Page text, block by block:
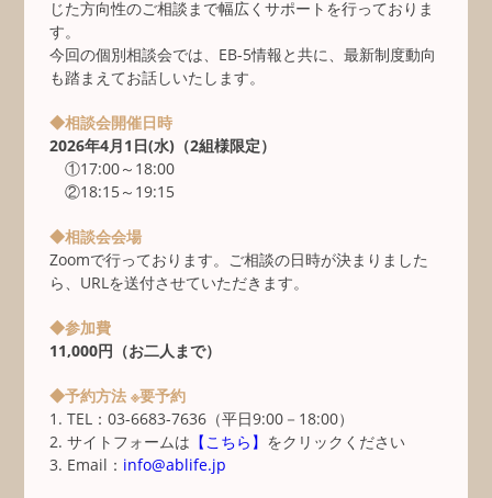
じた方向性のご相談まで幅広くサポートを行っておりま
す。
今回の個別相談会では、EB-5情報と共に、最新制度動向
も踏まえてお話しいたします。
◆相談会開催日時
2026年4月1日(水)（2組様限定）
①17:00～18:00
②18:15～19:15
◆相談会会場
Zoomで行っております。ご相談の日時が決まりました
ら、URLを送付させていただきます。
◆参加費
11,000円（お二人まで）
◆予約方法 ※要予約
1. TEL：03-6683-7636（平日9:00－18:00）
2. サイトフォームは 【こちら】 をクリックください
3. Email： info@ablife.jp